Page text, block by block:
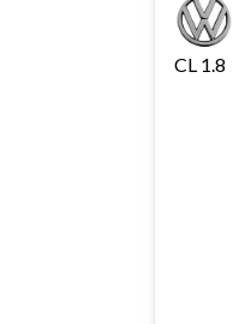
CL 1.8